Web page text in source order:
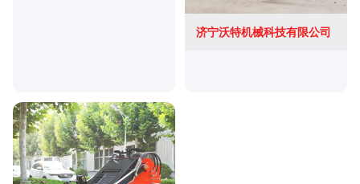
济宁沃特机械科技有限公司